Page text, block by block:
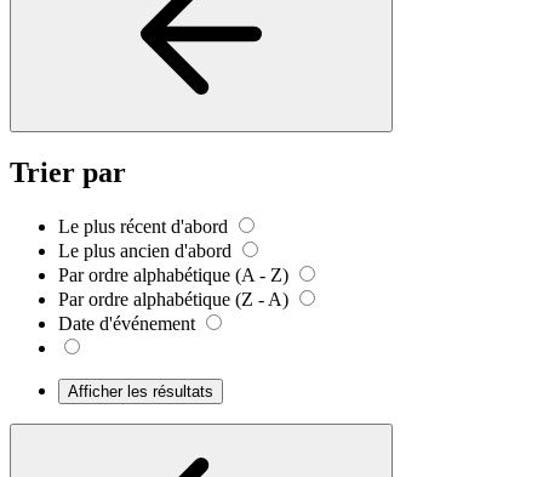
Trier par
Le plus récent d'abord
Le plus ancien d'abord
Par ordre alphabétique (A - Z)
Par ordre alphabétique (Z - A)
Date d'événement
Afficher les résultats